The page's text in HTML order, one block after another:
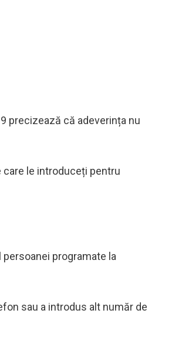
precizează că adeverința nu
care le introduceți pentru
programate la
sau a introdus alt număr de